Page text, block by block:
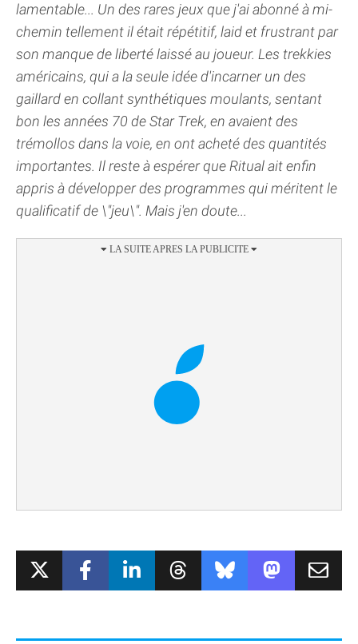
lamentable... Un des rares jeux que j'ai abonné à mi-
chemin tellement il était répétitif, laid et frustrant par
son manque de liberté laissé au joueur. Les trekkies
américains, qui a la seule idée d'incarner un des
gaillard en collant synthétiques moulants, sentant
bon les années 70 de Star Trek, en avaient des
trémollos dans la voie, en ont acheté des quantités
importantes. Il reste à espérer que Ritual ait enfin
appris à développer des programmes qui méritent le
qualificatif de \"jeu\". Mais j'en doute...